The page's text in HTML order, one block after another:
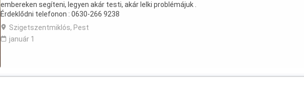
embereken segíteni, legyen akár testi, akár lelki problémájuk .
Érdeklődni telefonon : 0630-266 9238
Szigetszentmiklós, Pest
január 1